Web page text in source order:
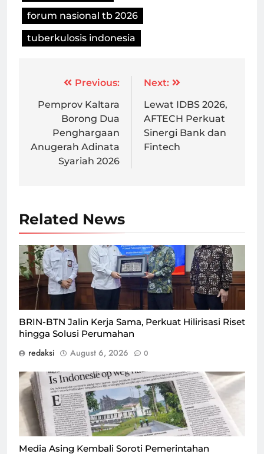
forum nasional tb 2026
tuberkulosis indonesia
navigation
Previous:
Pemprov Kaltara
Borong Dua
Penghargaan
Anugerah Adinata
Syariah 2026
Next:
Lewat IDBS 2026,
AFTECH Perkuat
Sinergi Bank dan
Fintech
Related News
BRIN dan BTN jalin kerja sama untuk perkuat hilirisasi
riset hingga solusi perumahan, Kamis (6/8) di
Jakarta/Foto : Dok. GPriority (Risma Octavia)
BRIN-BTN Jalin Kerja Sama, Perkuat Hilirisasi Riset
hingga Solusi Perumahan
redaksi August 6, 2026 0
Ilustrasi surat kabar Belanda De Volkskrant, yang
menyoroti perekonomian Indonesia di era pemerintahan
Prabowo/Foto : Dok. Istimewa
Media Asing Kembali Soroti Pemerintahan